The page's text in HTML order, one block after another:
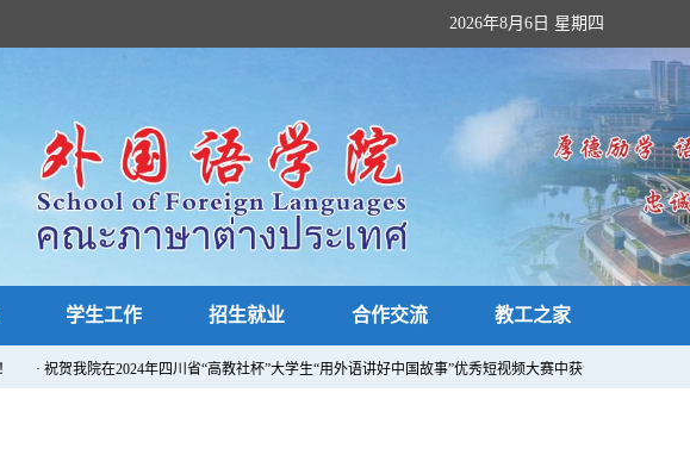
2026年8月6日 星期四
学生工作 招生就业 合作交流 教工之家
· ​祝贺我院在2024年四川省“高教社杯”大学生“用外语讲好中国故事”优秀短视频大赛中获佳绩，贺亚男